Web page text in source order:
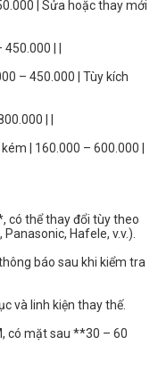
| Sửa hoặc thay mới
| |
– 450.000 | Tùy kích
| |
| 160.000 – 600.000 |
có thể thay đổi tùy theo
Hafele, v.v.).
báo sau khi kiểm tra
và linh kiện thay thế.
có mặt sau **30 – 60